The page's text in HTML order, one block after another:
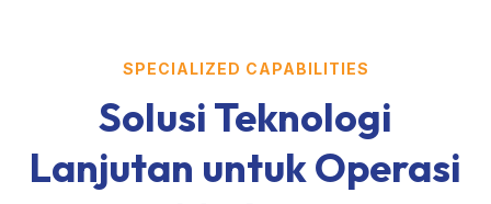
SPECIALIZED CAPABILITIES
Solusi Teknologi
Lanjutan untuk Operasi